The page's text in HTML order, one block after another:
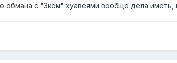
обмана с "3ком" хуавеями вообще дела иметь,